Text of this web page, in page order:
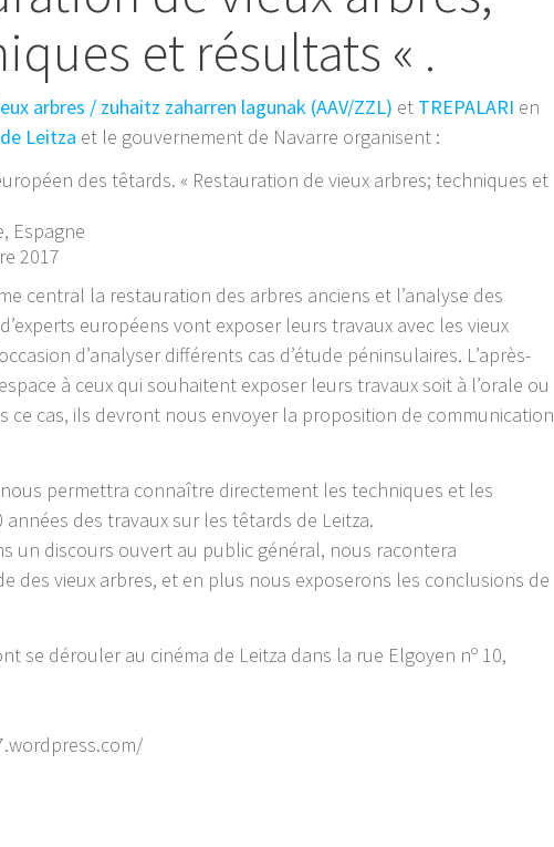
et résultats « .
arbres / zuhaitz zaharren lagunak (AAV/ZZL) et TREPALARI en
Leitza et le gouvernement de Navarre organisent :
des têtards. « Restauration de vieux arbres; techniques et
Espagne
2017
central la restauration des arbres anciens et l’analyse des
européens vont exposer leurs travaux avec les vieux
d’analyser différents cas d’étude péninsulaires. L’après-
à ceux qui souhaitent exposer leurs travaux soit à l’orale ou
ce cas, ils devront nous envoyer la proposition de communication
permettra connaître directement les techniques et les
des travaux sur les têtards de Leitza.
un discours ouvert au public général, nous racontera
des vieux arbres, et en plus nous exposerons les conclusions de
se dérouler au cinéma de Leitza dans la rue Elgoyen nº 10,